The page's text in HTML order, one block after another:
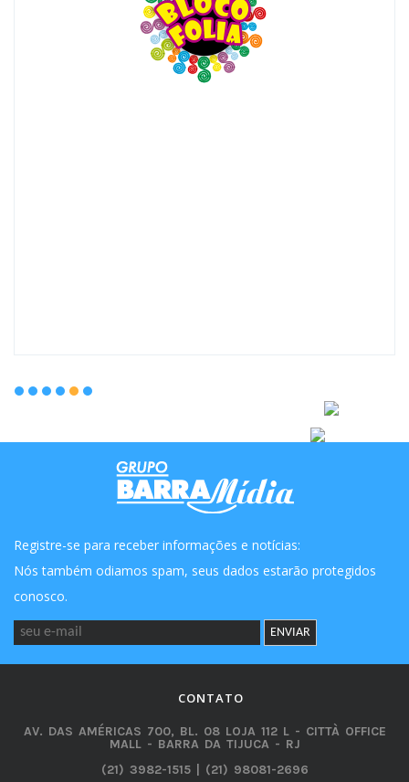
Registre-se para receber informações e notícias:
Nós também odiamos spam, seus dados estarão protegidos
conosco.
CONTATO
AV. DAS AMÉRICAS 700, BL. 08 LOJA 112 L - CITTÀ OFFICE
MALL - BARRA DA TIJUCA - RJ
(21) 3982-1515 | (21) 98081-2696